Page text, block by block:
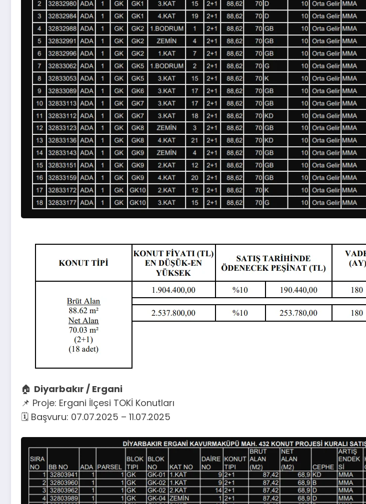
🏠 Diyarbakır / Ergani
📌 Proje: Ergani İlçesi TOKİ Konutları
🗓️ Başvuru: 07.07.2025 – 11.07.2025